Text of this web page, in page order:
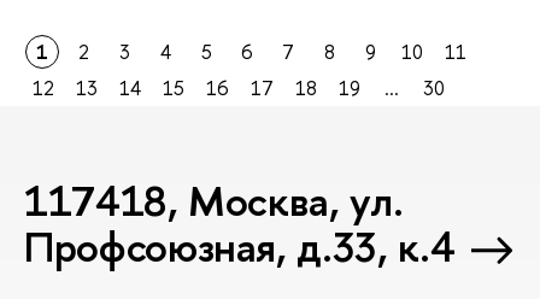
1 2 3 4 5 6 7 8 9 10
11
12
13 14 15 16 17 18 19 ... 30
117418, Москва, ул.
Профсоюзная, д.33, к.4